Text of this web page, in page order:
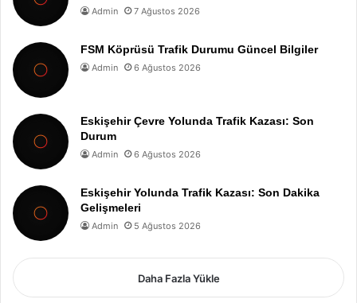
Admin 7 Ağustos 2026
FSM Köprüsü Trafik Durumu Güncel Bilgiler
Admin 6 Ağustos 2026
Eskişehir Çevre Yolunda Trafik Kazası: Son
Durum
Admin 6 Ağustos 2026
Eskişehir Yolunda Trafik Kazası: Son Dakika
Gelişmeleri
Admin 5 Ağustos 2026
Daha Fazla Yükle